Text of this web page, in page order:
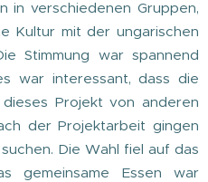
in verschiedenen Gruppen,
Kultur mit der ungarischen
Stimmung war spannend
war interessant, dass die
Projekt von anderen
der Projektarbeit gingen
Die Wahl fiel auf das
gemeinsame Essen war